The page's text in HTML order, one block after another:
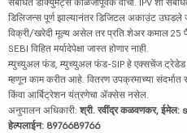
डिलिजन्स पूर्ण झाल्यानंतर डिजिटल अकाउंट उघडले
विक्री/खरेदी मूल्य असेल तर प्रति शेअर कमाल
SEBI विहित मर्यादेपेक्षा जास्त होणार नाही.
म्युच्युअल फंड, म्युच्युअल फंड-SIP हे एक्सचेंज ट्रेडेड
म्हणून काम करीत आहे. वितरण उपक्रमाच्या संदर्भात
किंवा आर्बिट्रेशन यंत्रणेचा ॲक्सेस नसेल.
अनुपालन अधिकारी: श्री. रवींद्र कळवणकर,
हेल्पलाईन: 8976689766